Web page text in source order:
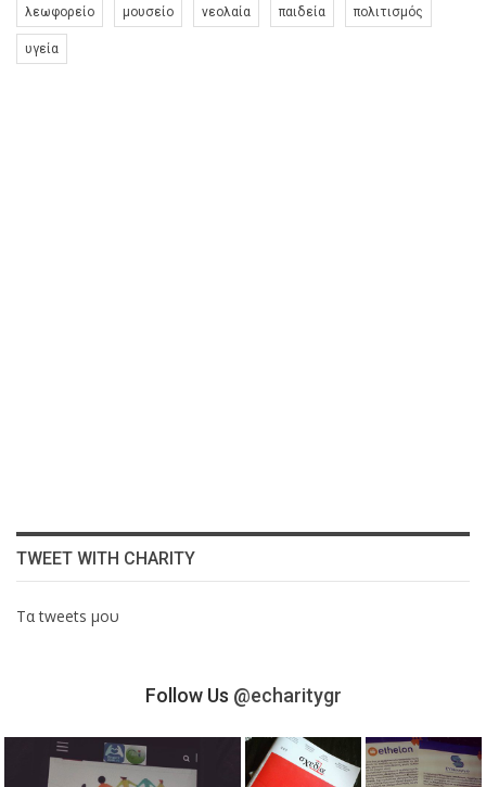
λεωφορείο μουσείο νεολαία παιδεία πολιτισμός
υγεία
TWEET WITH CHARITY
Τα tweets μου
Follow Us @echaritygr